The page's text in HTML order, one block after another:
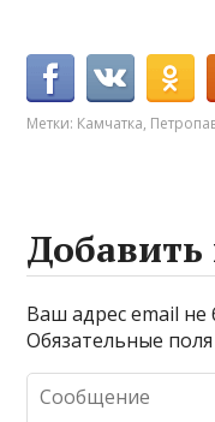
Метки: Камчатка,
Ваш адрес email не
Обязательные